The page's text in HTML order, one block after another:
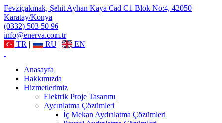
Fevziçakmak, Şehit Ayhan Kaya Cad C1 Blok No:4, 42050
Karatay/Konya
(0332) 503 50 96
info@enerva.com.tr
TR | RU | EN
Anasayfa
Hakkımızda
Hizmetlerimiz
Elektrik Proje Tasarımı
Aydınlatma Çözümleri
İç Mekan Aydınlatma Çözümleri